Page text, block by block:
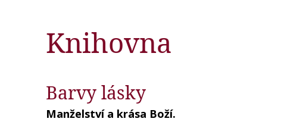
Knihovna
Barvy lásky
Manželství a krása Boží.